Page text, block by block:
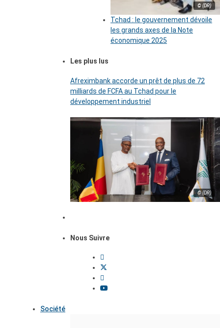
© (DR)
Tchad : le gouvernement dévoile
les grands axes de la Note
économique 2025
Les plus lus
Afreximbank accorde un prêt de plus de 72
milliards de FCFA au Tchad pour le
développement industriel
© (DR)
Nous Suivre
Société